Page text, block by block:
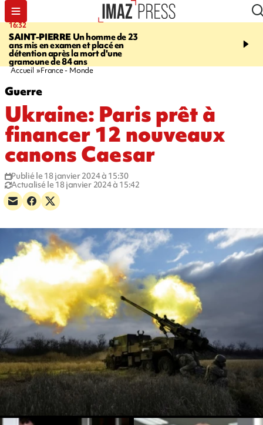
16:32
SAINT-PIERREUn homme de 23
ans mis en examen et placé en
détention après la mort d'une
gramoune de 84 ans
21:08
et Turquie scellent un
Accueil France - Monde
Guerre
Ukraine: Paris prêt à
financer 12 nouveaux
canons Caesar
Publié le 18 janvier 2024 à 15:30
Actualisé le 18 janvier 2024 à 15:42